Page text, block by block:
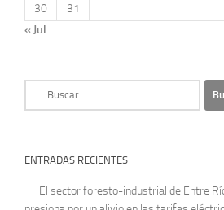
30
31
« Jul
ENTRADAS RECIENTES
El sector foresto-industrial de Entre